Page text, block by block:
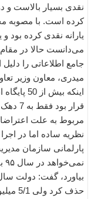
نقدی بسیار بالاست و
کرده است. با مصوبه
یارانه نقدی کرده بود
می‌دانست حالا در
جامع اطلاعاتی را
میدری، معاون وزیر
اینکه
قرار
مربوط به علت
نظریه ساده اما در
پارلمانی سازمان
حذف